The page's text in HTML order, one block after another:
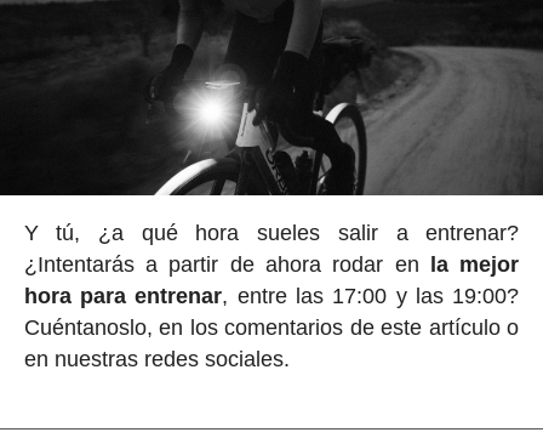
Y tú, ¿a qué hora sueles salir a entrenar?
¿Intentarás a partir de ahora rodar en la mejor
hora para entrenar, entre las 17:00 y las 19:00?
Cuéntanoslo, en los comentarios de este artículo o
en nuestras redes sociales.